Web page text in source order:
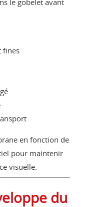
fines
en fonction de
pour maintenir
visuelle.
du